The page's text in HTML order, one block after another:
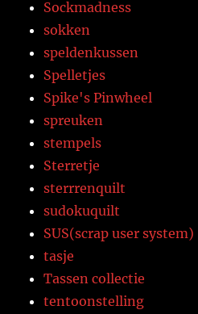
Sockmadness
sokken
speldenkussen
Spelletjes
Spike's Pinwheel
spreuken
stempels
Sterretje
sterrrenquilt
sudokuquilt
SUS(scrap user system)
tasje
Tassen collectie
tentoonstelling